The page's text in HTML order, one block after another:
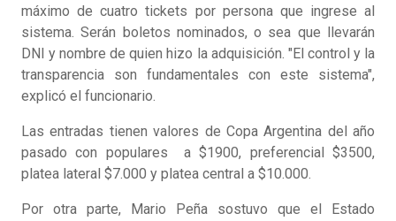
máximo de cuatro tickets por persona que ingrese al
sistema. Serán boletos nominados, o sea que llevarán
DNI y nombre de quien hizo la adquisición. "El control y la
transparencia son fundamentales con este sistema",
explicó el funcionario.
Las entradas tienen valores de Copa Argentina del año
pasado con populares a $1900, preferencial $3500,
platea lateral $7.000 y platea central a $10.000.
Por otra parte, Mario Peña sostuvo que el Estado